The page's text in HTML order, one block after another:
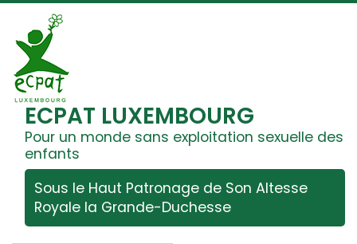
ECPAT LUXEMBOURG
Pour un monde sans exploitation sexuelle des
enfants
Sous le Haut Patronage de Son Altesse
Royale la Grande-Duchesse